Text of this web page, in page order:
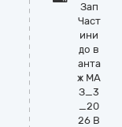
Зап
Част
ини
до в
анта
ж МА
З_3
_20
26 В